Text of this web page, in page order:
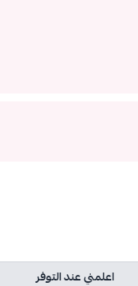
اعلمني عند التوفر